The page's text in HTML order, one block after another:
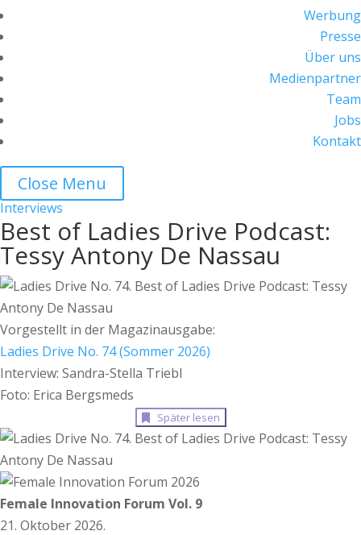
Werbung
Presse
Über uns
Medienpartner
Team
Jobs
Kontakt
Close Menu
Interviews
Best of Ladies Drive Podcast:
Tessy Antony De Nassau
Vorgestellt in der Magazinausgabe:
Ladies Drive No. 74 (Sommer 2026)
Interview: Sandra-Stella Triebl
Foto: Erica Bergsmeds
Später lesen
Female Innovation Forum Vol. 9
21. Oktober 2026.